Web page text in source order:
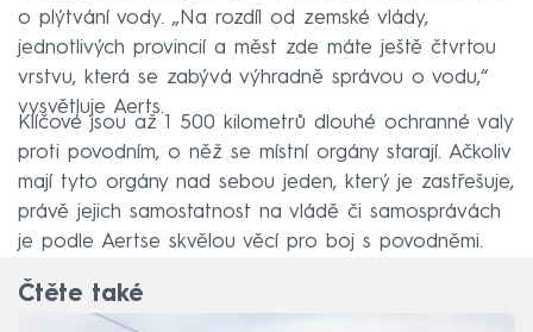
o plýtvání vody. „Na rozdíl od zemské vlády,
jednotlivých provincií a měst zde máte ještě čtvrtou
vrstvu, která se zabývá výhradně správou o vodu,“
vysvětluje Aerts.
Klíčové jsou až 1 500 kilometrů dlouhé ochranné valy
proti povodním, o něž se místní orgány starají. Ačkoliv
mají tyto orgány nad sebou jeden, který je zastřešuje,
právě jejich samostatnost na vládě či samosprávách
je podle Aertse skvělou věcí pro boj s povodněmi.
Čtěte také